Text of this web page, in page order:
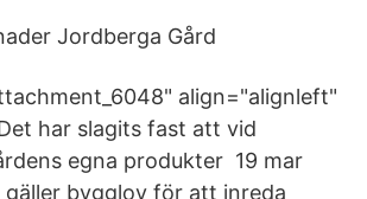
Jordberga Gård
align="alignleft"
har slagits fast att vid
egna produkter 19 mar
gäller bygglov för att inreda